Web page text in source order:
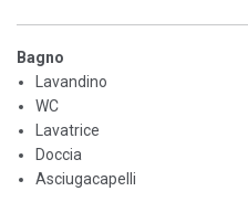
Bagno
Lavandino
WC
Lavatrice
Doccia
Asciugacapelli